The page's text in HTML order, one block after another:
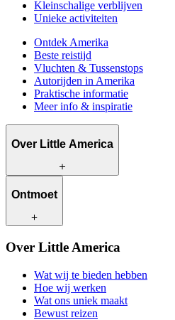
Kleinschalige verblijven
Unieke activiteiten
Ontdek Amerika
Beste reistijd
Vluchten & Tussenstops
Autorijden in Amerika
Praktische informatie
Meer info & inspiratie
Over Little America
Wat wij te bieden hebben
Wat ons uniek maakt
Contact
Werken bij Little America
Ontmoet
Onze reisadviseurs
Over Little America
Wat wij te bieden hebben
Hoe wij werken
Wat ons uniek maakt
Bewust reizen